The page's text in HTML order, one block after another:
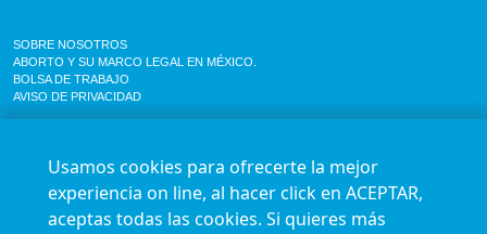
SOBRE NOSOTROS
ABORTO Y SU MARCO LEGAL EN MÉXICO.
BOLSA DE TRABAJO
AVISO DE PRIVACIDAD
Agenda en línea24/7 aquí
Impact report
Usamos cookies para ofrecerte la mejor
experiencia on line, al hacer click en ACEPTAR,
aceptas todas las cookies. Si quieres más